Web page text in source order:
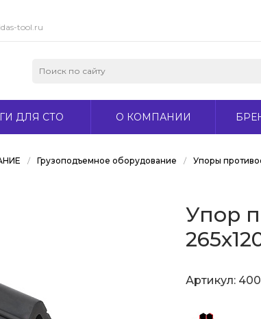
tool.ru
ДЛЯ СТО О КОМПАНИИ
/ Грузоподъемное оборудование / Упоры
Упор
Артикул: